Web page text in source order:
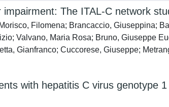
The ITAL-C network
Filomena; Brancaccio, Giuseppina;
Valvano, Maria Rosa; Bruno, Giuseppe
Gianfranco; Cuccorese, Giuseppe;
with hepatitis C virus genotype